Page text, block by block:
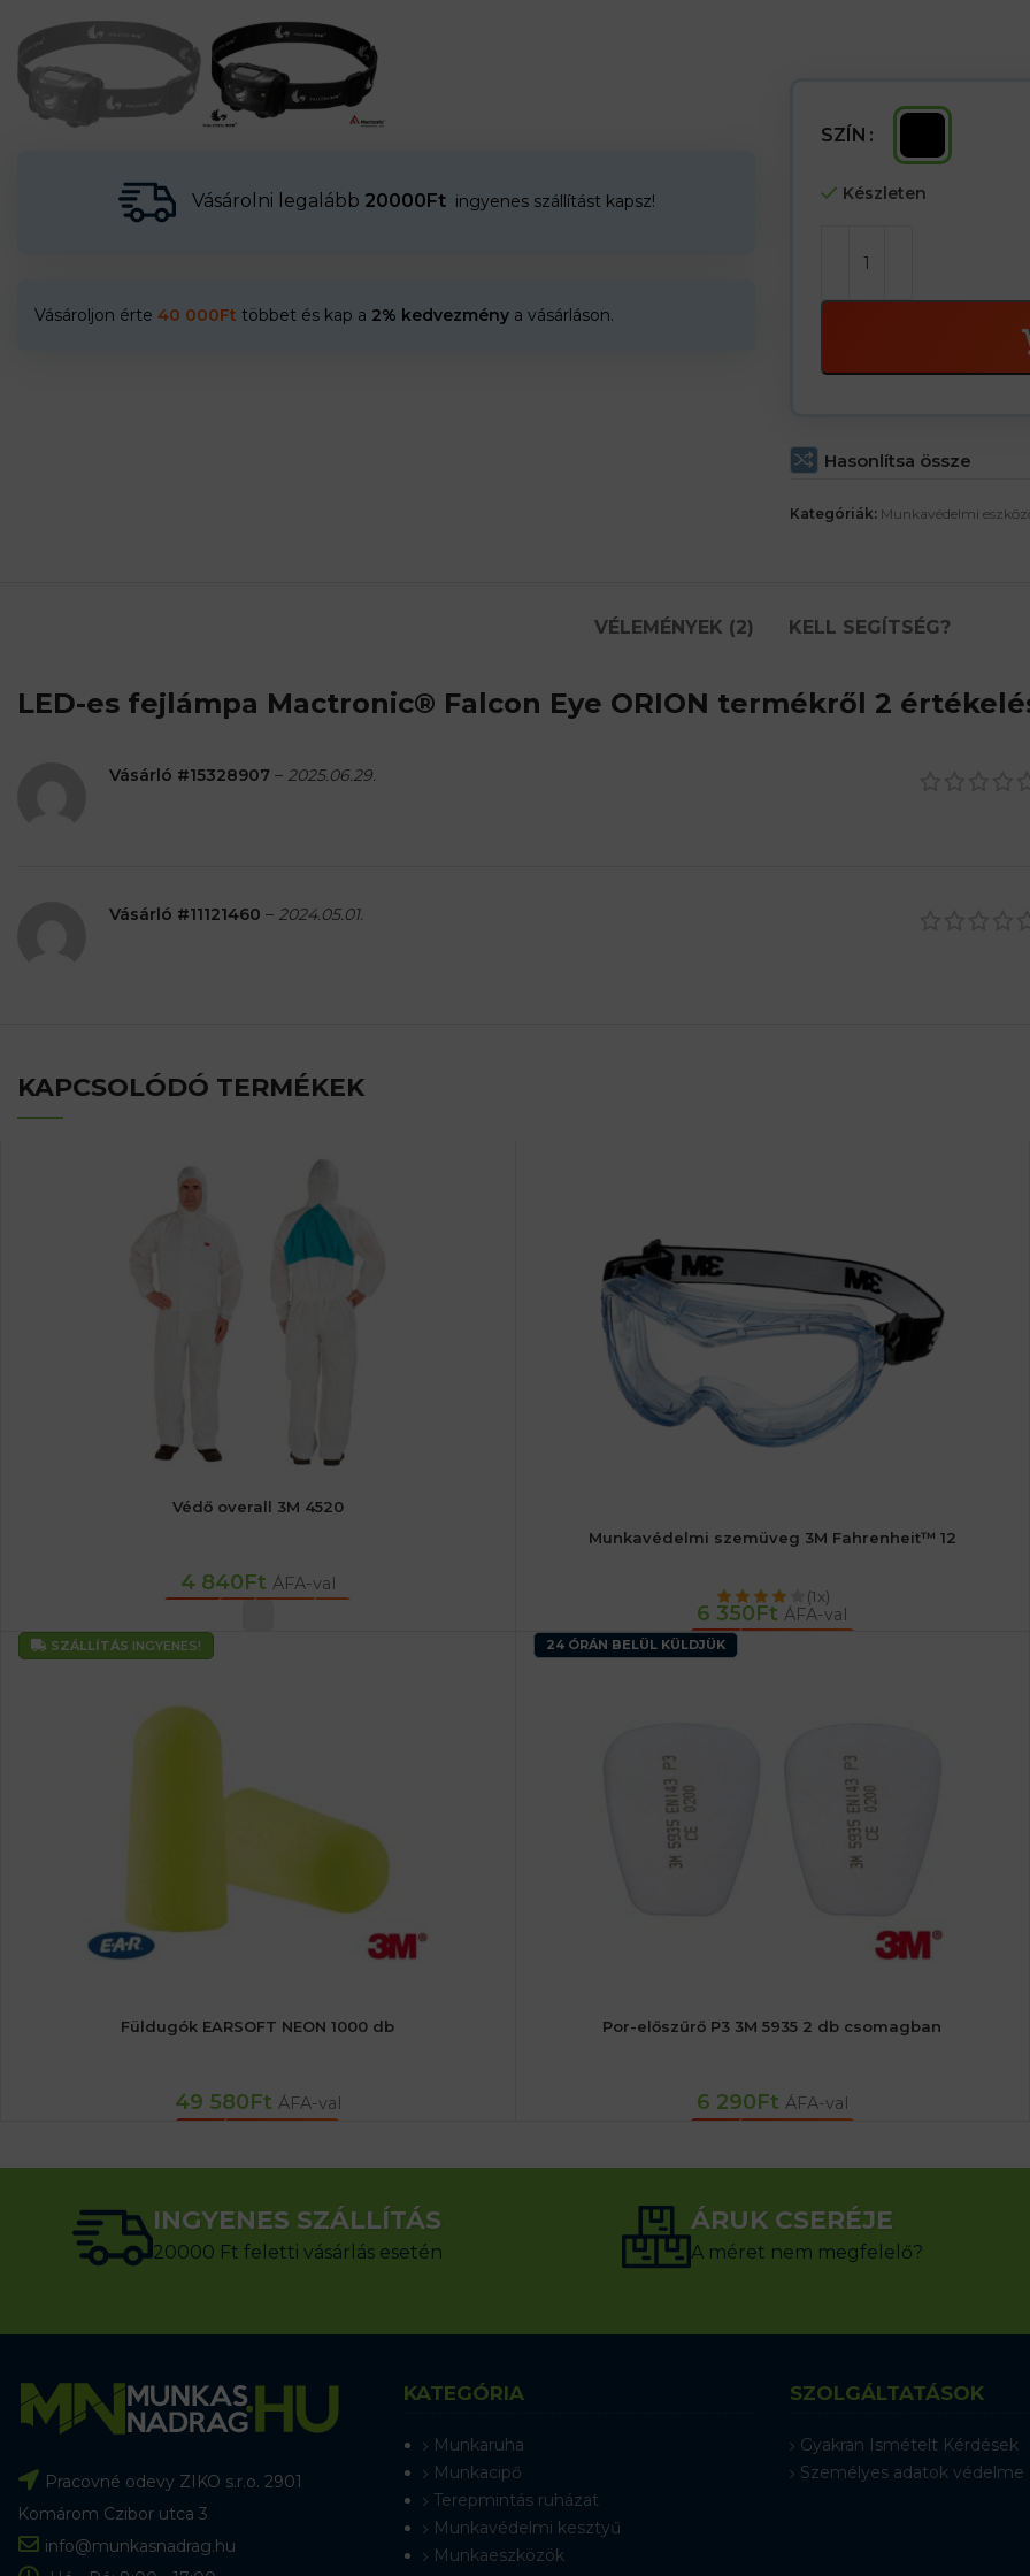
Vásárolni legalább 20000Ft ingyenes szállítást kapsz!
Vásároljon érte 40 000Ft többet és kap a 2% kedvezmény a vásárláson.
SZÍN
Készleten
Hasonlítsa össze
Kategóriák: Munkavédelmi
VÉLEMÉNYEK (2) KELL SEGÍTSÉG?
LED-es fejlámpa Mactronic® Falcon Eye ORION termékről 2
Vásárló #15328907 – 2025.06.29.
Vásárló #11121460 – 2024.05.01.
KAPCSOLÓDÓ TERMÉKEK
Védő overall 3M 4520
4 840Ft ÁFA-val
Munkavédelmi szemüveg 3M Fahrenheit™ 12
(1x)
6 350Ft ÁFA-val
KOSÁRBA TESZEM
SZÁLLÍTÁS INGYENES!
Füldugók EARSOFT NEON 1000 db
49 580Ft ÁFA-val
KOSÁRBA TESZEM
24 ÓRÁN BELÜL KÜLDJÜK
Por-előszűrő P3 3M 5935 2 db csomagban
6 290Ft ÁFA-val
KOSÁRBA TESZEM
INGYENES SZÁLLÍTÁS
20000 Ft feletti vásárlás esetén
ÁRUK CSERÉJE
A méret nem megfelelő?
Pracovné odevy ZIKO s.r.o. 2901
Komárom Czibor utca 3
info@munkasnadrag.hu
KATEGÓRIA
Munkaruha
Munkacipő
Terepmintás ruházat
Munkavédelmi kesztyű
Munkaeszközök
SZOLGÁLTATÁSOK
Gyakran Ismételt Kérdések
Személyes adatok védelme